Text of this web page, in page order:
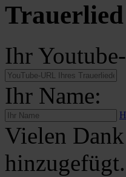
Trauerlied
Ihr
Ihr Name:
Vielen
hinzugefügt.